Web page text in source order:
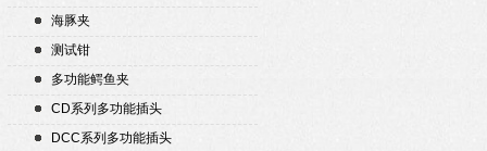
海豚夹
测试钳
多功能鳄鱼夹
CD系列多功能插头
DCC系列多功能插头